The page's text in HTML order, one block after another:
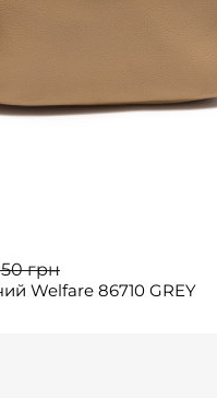
грн
Welfare 86710 GREY